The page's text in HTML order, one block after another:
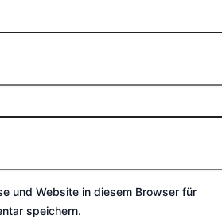
und Website in diesem Browser für
speichern.